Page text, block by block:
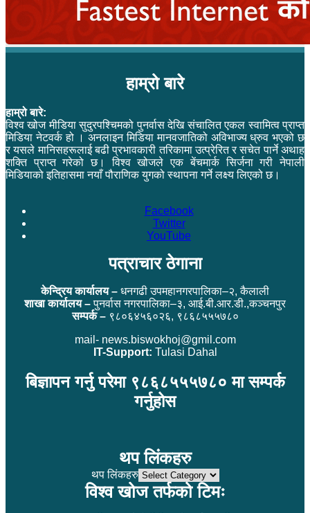
हाम्रो बारे
हाम्रो बारे:
विश्व खोज मीडिया सुदुरपश्चिमको पुनर्वास देखि संचालित एकल स्वामित्व प्राप्त
मिडिया नेटवर्क हो । अनलाइन मिडिया मानवजातिको अविभाज्य ध्रुव भएको छ
र यसले मानिसहरूलाई बढी प्रभावकारी तरिकामा उत्प्रेरित र सचेत पार्ने अथाह
शक्ति प्राप्त गरेको छ। विश्व खोजले एक बेंचमार्क सिर्जना गरी नेपाली
मिडियाको इतिहासमा नयाँ पौराणिक युगको स्थापना गर्ने लक्ष्य लिएको छ।
Facebook
Twitter
YouTube
पत्राचार ठेगाना
केन्द्रिय कार्यालय – धनगढी उपमहानगरपालिका–२, कैलाली
शाखा कार्यालय –पुनर्वास नगरपालिका–३, आई.बी.आर.डी.,कञ्चनपुर
सम्पर्क –९८०६४५६०२६, ९८६८५५५७८०
mail- news.biswokhoj@gmil.com
IT-Support: Tulasi Dahal
बिज्ञापन गर्नु परेमा ९८६८५५५७८० मा सम्पर्क
गर्नुहोस
थप लिंकहरु
थप लिंकहरु
विश्व खोज तर्फको टिमः